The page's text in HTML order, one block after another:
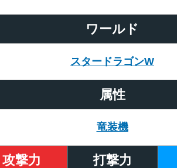
ワールド
スタードラゴンW
属性
竜装機
攻撃力 打撃力